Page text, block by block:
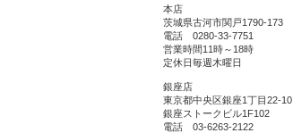
本店
茨城県古河市関戸1790-173
電話 0280-33-7751
営業時間11時～18時
定休日毎週木曜日
銀座店
東京都中央区銀座1丁目22-10
銀座ストークビル1F102
電話 03-6263-2122